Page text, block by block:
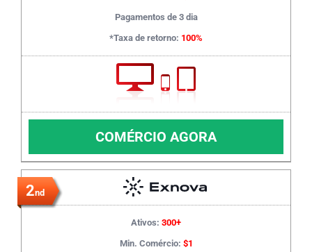
Pagamentos de 3 dia
*Taxa de retorno: 100%
COMÉRCIO AGORA
2nd
Ativos: 300+
Min. Comércio: $1